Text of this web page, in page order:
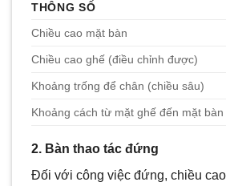
THÔNG SỐ
Chiều cao mặt bàn
Chiều cao ghế (điều chỉnh được)
Khoảng trống để chân (chiều sâu)
Khoảng cách từ mặt ghế đến mặt bàn
2. Bàn thao tác đứng
Đối với công việc đứng, chiều